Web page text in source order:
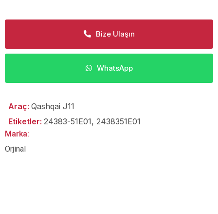
Bize Ulaşın
WhatsApp
Araç: Qashqai J11
Etiketler: 24383-51E01, 2438351E01
Marka:
Orjinal